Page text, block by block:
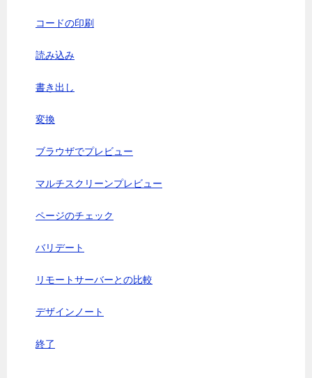
コードの印刷
読み込み
書き出し
変換
ブラウザでプレビュー
マルチスクリーンプレビュー
ページのチェック
バリデート
リモートサーバーとの比較
デザインノート
終了